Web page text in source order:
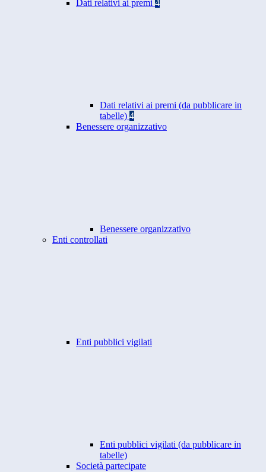
Dati relativi ai premi 4
Dati relativi ai premi (da pubblicare in
tabelle) 4
Benessere organizzativo
Benessere organizzativo
Enti controllati
Enti pubblici vigilati
Enti pubblici vigilati (da pubblicare in
tabelle)
Società partecipate